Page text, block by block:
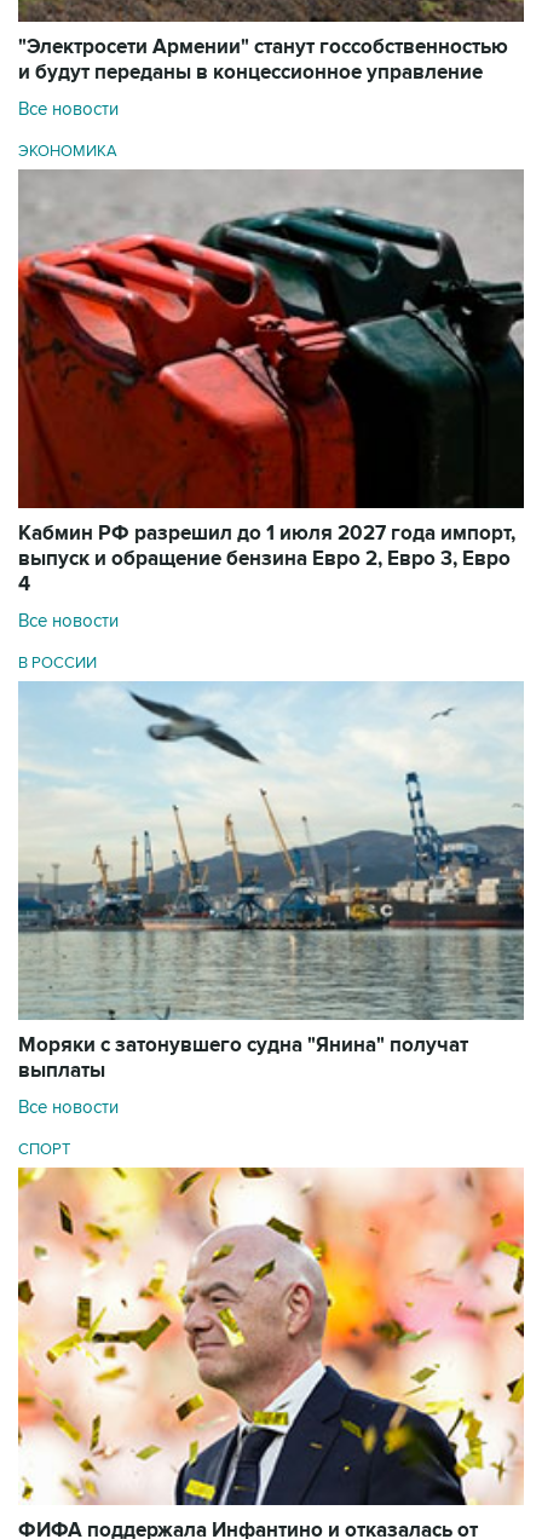
"Электросети Армении" станут госсобственностью
и будут переданы в концессионное управление
Все новости
ЭКОНОМИКА
Кабмин РФ разрешил до 1 июля 2027 года импорт,
выпуск и обращение бензина Евро 2, Евро 3, Евро
4
Все новости
В РОССИИ
Моряки с затонувшего судна "Янина" получат
выплаты
Все новости
СПОРТ
ФИФА поддержала Инфантино и отказалась от